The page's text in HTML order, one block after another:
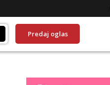
Predaj oglas